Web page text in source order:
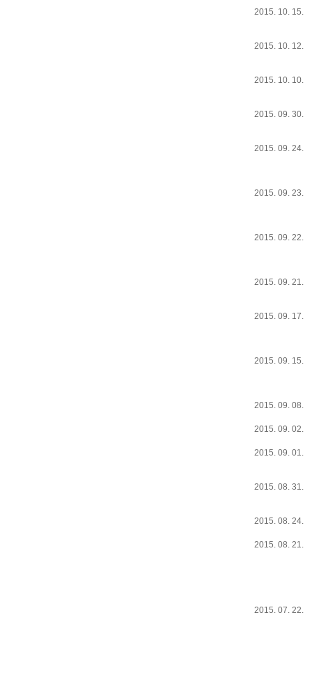
2015. 10. 15.
2015. 10. 12.
2015. 10. 10.
2015. 09. 30.
2015. 09. 24.
2015. 09. 23.
2015. 09. 22.
2015. 09. 21.
2015. 09. 17.
2015. 09. 15.
2015. 09. 08.
2015. 09. 02.
2015. 09. 01.
2015. 08. 31.
2015. 08. 24.
2015. 08. 21.
2015. 07. 22.